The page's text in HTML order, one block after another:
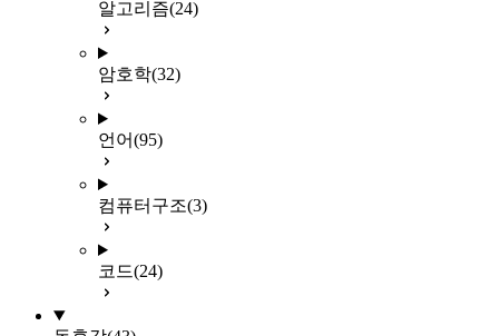
알고리즘(24)
암호학(32)
언어(95)
컴퓨터구조(3)
코드(24)